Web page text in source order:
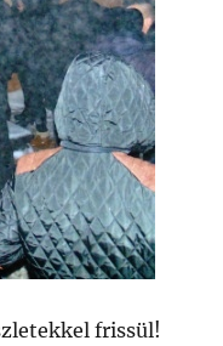
frissül!